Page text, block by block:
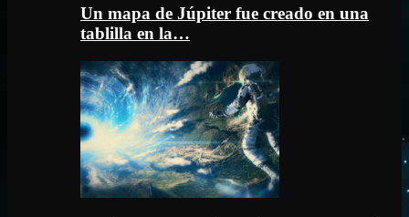
Un mapa de Júpiter fue creado en una
tablilla en la…